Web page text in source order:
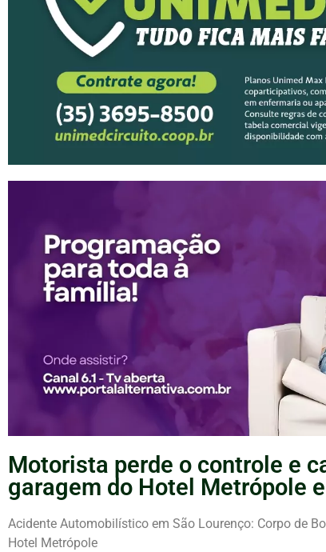
Motorista perde o controle e
garagem do Hotel Metrópole
Acidente Automobilístico em São Lourenço: Corpo de
Hotel Metrópole